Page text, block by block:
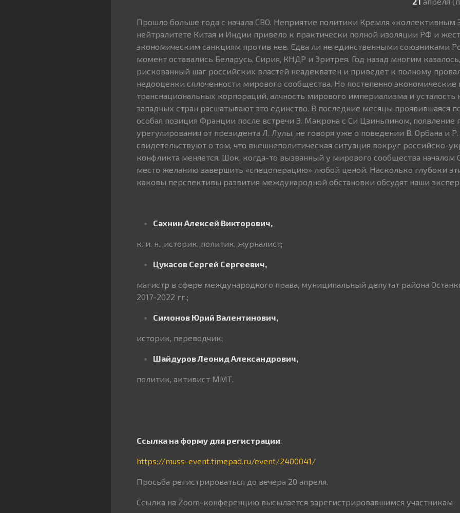
Прошло больше года с начала СВО. Неприятие политики Кремля «коллективным
нейтралитете Китая и Индии привело к практически полной изоляции РФ и
экономическим санкциям против нее. Едва ли не единственными союзниками
момент оставались Беларусь, Сирия, КНДР и Эритрея. Год назад многим
рискованный шаг российских властей неадекватен и приведет к полному
недооценки сплоченности мирового сообщества. Но постепенно экономические
транснациональных корпораций, алчность мирового империализма и усталость
западных стран расшатывают это единство. В последние месяцы проявившаяся
особая позиция Франции после встречи Э. Макрона с Си Цзиньпином, появление
урегулирования от президента Л. Лулы, не говоря уже о поведении В. Орбана и Р.
свидетельствуют о том, что внешнеполитическая ситуация вокруг российско-
конфликта меняется. Шок, когда-то вызванный у мирового сообщества началом
место желанию завершить «спецоперацию» любой ценой. Насколько глубоки
каковы перспективы развития международной обстановки обсудят наши
Сахнин Алексей Викторович,
к. и. н., историк, политик, журналист;
Цукасов Сергей Сергеевич,
магистр в сфере международного права, муниципальный депутат района
2017-2022 гг.;
Симонов Юрий Валентинович,
историк, переводчик;
Шайдуров Леонид Александрович,
политик, активист ММТ.
Ссылка на форму для регистрации:
https://muss-event.timepad.ru/event/2400041/
Просьба регистрироваться до вечера 20 апреля.
Ссылка на Zoom-конференцию высылается зарегистрировавшимся участникам